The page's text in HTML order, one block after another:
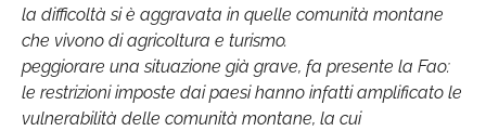
la difficoltà si è aggravata in quelle comunità montane
che vivono di agricoltura e turismo.
peggiorare una situazione già grave, fa presente la Fao:
le restrizioni imposte dai paesi hanno infatti amplificato le
vulnerabilità delle comunità montane, la cui